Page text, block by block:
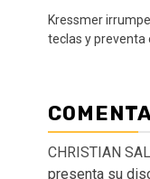
Kressmer
teclas y preventa
CHRISTIAN
presenta su